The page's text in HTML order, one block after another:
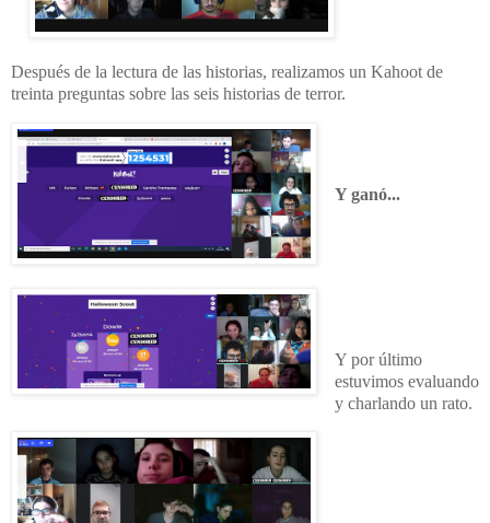
Después de la lectura de las historias, realizamos un Kahoot de
treinta preguntas sobre las seis historias de terror.
Y ganó...
Y por último
estuvimos evaluando
y charlando un rato.